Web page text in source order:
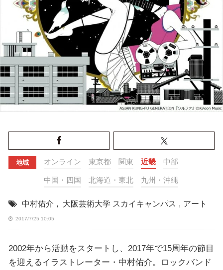
地域 オンライン 東京都 関東 近畿 中部
中国・四国 北海道・東北 九州・沖縄
中村佑介 , 大阪芸術大学 スカイキャンパス , アート
2017/7/25 10:05
2002年から活動をスタートし、2017年で15周年の節目
を迎えるイラストレーター・中村佑介。ロックバンド